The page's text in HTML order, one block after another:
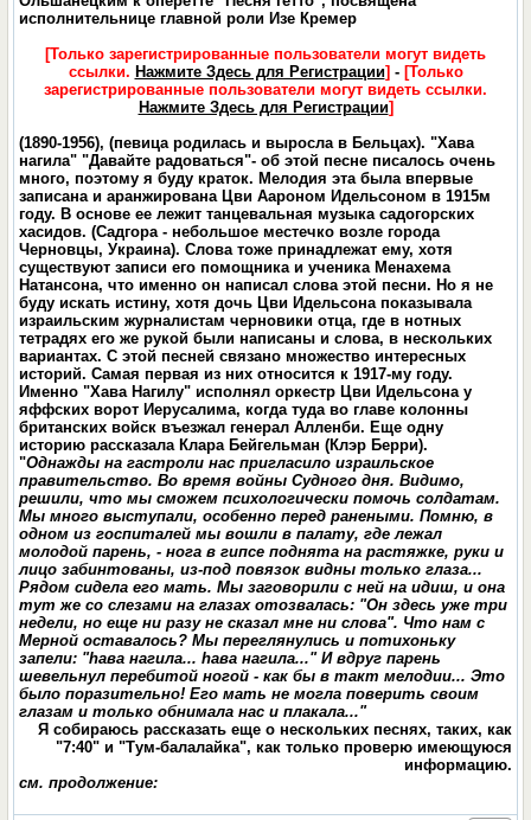
исполнительнице главной роли Изе Кремер
[Только зарегистрированные пользователи могут видеть
ссылки. Нажмите Здесь для Регистрации] - [Только
зарегистрированные пользователи могут видеть ссылки.
Нажмите Здесь для Регистрации]
(1890-1956), (певица родилась и выросла в Бельцах). "Хава
нагила" "Давайте радоваться"- об этой песне писалось очень
много, поэтому я буду краток. Мелодия эта была впервые
записана и аранжирована Цви Аароном Идельсоном в 1915м
году. В основе ее лежит танцевальная музыка садогорских
хасидов. (Садгора - небольшое местечко возле города
Черновцы, Украина). Слова тоже принадлежат ему, хотя
существуют записи его помощника и ученика Менахема
Натансона, что именно он написал слова этой песни. Но я не
буду искать истину, хотя дочь Цви Идельсона показывала
израильским журналистам черновики отца, где в нотных
тетрадях его же рукой были написаны и слова, в нескольких
вариантах. С этой песней связано множество интересных
историй. Самая первая из них относится к 1917-му году.
Именно "Хава Нагилу" исполнял оркестр Цви Идельсона у
яффских ворот Иерусалима, когда туда во главе колонны
британских войск въезжал генерал Алленби. Еще одну
историю рассказала Клара Бейгельман (Клэр Берри).
"Однажды на гастроли нас пригласило израильское
правительство. Во время войны Судного дня. Видимо,
решили, что мы сможем психологически помочь солдатам.
Мы много выступали, особенно перед ранеными. Помню, в
одном из госпиталей мы вошли в палату, где лежал
молодой парень, - нога в гипсе поднята на растяжке, руки и
лицо забинтованы, из-под повязок видны только глаза...
Рядом сидела его мать. Мы заговорили с ней на идиш, и она
тут же со слезами на глазах отозвалась: "Он здесь уже три
недели, но еще ни разу не сказал мне ни слова". Что нам с
Мерной оставалось? Мы переглянулись и потихоньку
запели: "hава нагила...hава нагила..." И вдруг парень
шевельнул перебитой ногой - как бы в такт мелодии... Это
было поразительно! Его мать не могла поверить своим
глазам и только обнимала нас и плакала..."
Я собираюсь рассказать еще о нескольких песнях, таких, как
"7:40" и "Тум-балалайка", как только проверю имеющуюся
информацию.
см. продолжение: